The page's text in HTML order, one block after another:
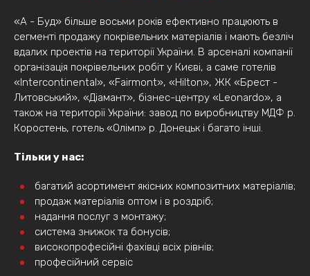
«А - Буд» більше восьми років ефективно працюють в
сегменті продажу покрівельних матеріалів і мають безліч
вдалих проектів на території України. В арсеналі компанії
організація покрівельних робіт у Києві, а саме готелів
«Intercontinental», «Fairmont», «Hilton», ЖК «Брест -
Литовський», «Діамант», бізнес-центру «Leonardo», а
також на території України: завод по виробництву МДФ р.
Коростень, готель «Олімп» р. Донецьк і багато інші.
Тільки у нас:
багатий асортимент якісних композитних матеріалів;
продаж матеріалів оптом і в роздріб;
надання послуг з монтажу;
система знижок та бонусів;
високопрофесійні фахівці всіх рівнів;
професійний сервіс